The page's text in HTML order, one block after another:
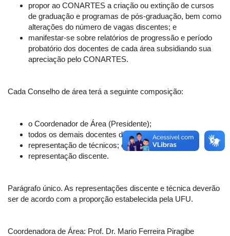
propor ao CONARTES a criação ou extinção de cursos
de graduação e programas de pós-graduação, bem como
alterações do número de vagas discentes; e
manifestar-se sobre relatórios de progressão e período
probatório dos docentes de cada área subsidiando sua
apreciação pelo CONARTES.
Cada Conselho de área terá a seguinte composição:
o Coordenador de Área (Presidente);
todos os demais docentes da área;
representação de técnicos; e
representação discente.
Parágrafo único. As representações discente e técnica deverão
ser de acordo com a proporção estabelecida pela UFU.
Coordenadora de Área: Prof. Dr. Mario Ferreira Piragibe